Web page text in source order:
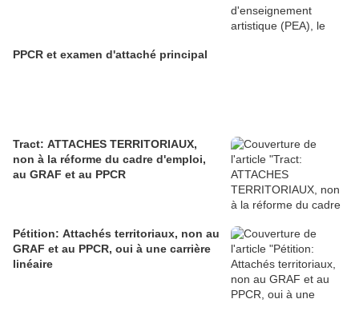
PPCR et examen d'attaché principal
Tract: ATTACHES TERRITORIAUX,
non à la réforme du cadre d'emploi,
au GRAF et au PPCR
Pétition: Attachés territoriaux, non au
GRAF et au PPCR, oui à une carrière
linéaire